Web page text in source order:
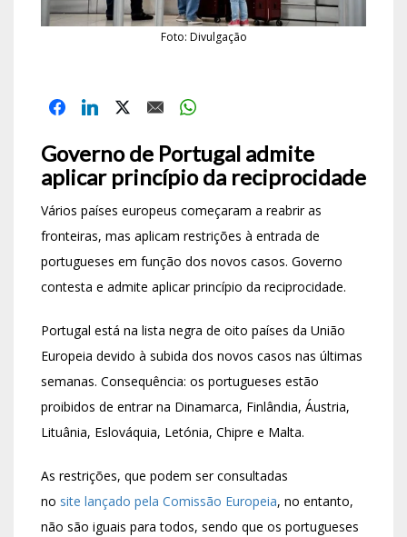
Foto: Divulgação
Governo de Portugal admite
aplicar princípio da reciprocidade
Vários países europeus começaram a reabrir as
fronteiras, mas aplicam restrições à entrada de
portugueses em função dos novos casos. Governo
contesta e admite aplicar princípio da reciprocidade.
Portugal está na lista negra de oito países da União
Europeia devido à subida dos novos casos nas últimas
semanas. Consequência: os portugueses estão
proibidos de entrar na Dinamarca, Finlândia, Áustria,
Lituânia, Eslováquia, Letónia, Chipre e Malta.
As restrições, que podem ser consultadas
no site lançado pela Comissão Europeia, no entanto,
não são iguais para todos, sendo que os portugueses